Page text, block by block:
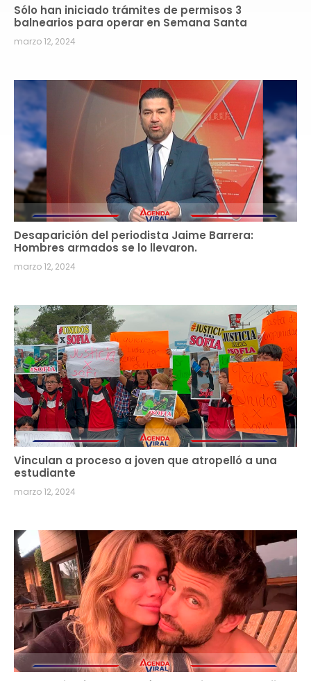
Sólo han iniciado trámites de permisos 3
balnearios para operar en Semana Santa
marzo 12, 2024
Desaparición del periodista Jaime Barrera:
Hombres armados se lo llevaron.
marzo 12, 2024
Vinculan a proceso a joven que atropelló a una
estudiante
marzo 12, 2024